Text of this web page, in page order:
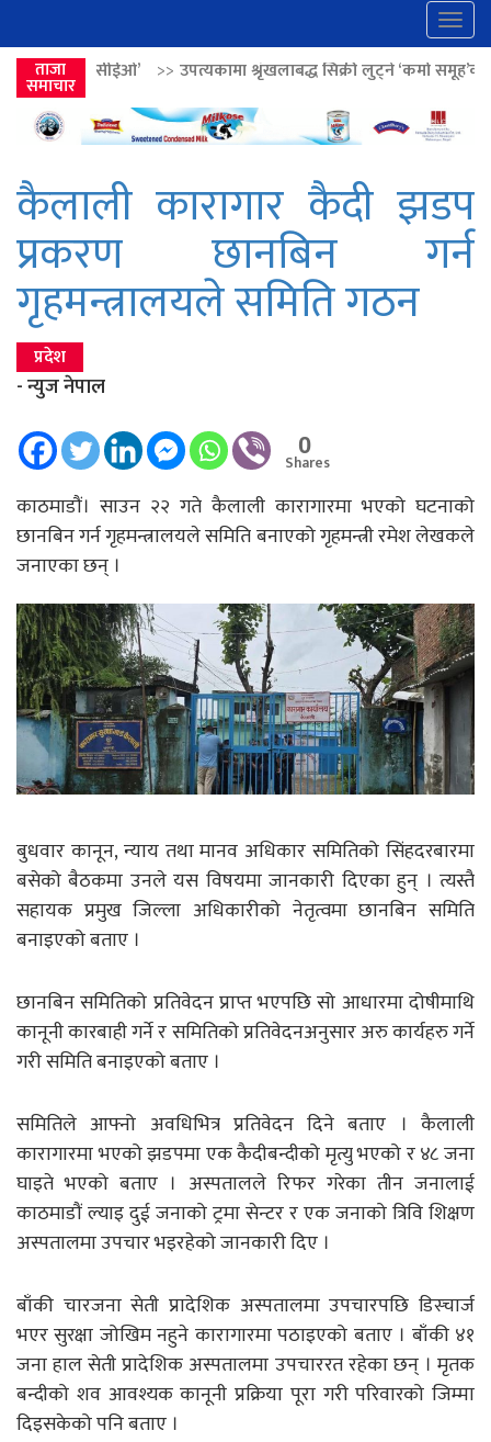
ताजा
समाचार
उपत्यकामा श्रृंखलाबद्ध सिक्री लुट्ने ‘कर्मा समूह’का नाइकेसहित पाँच पक्राउ
कैलाली कारागार कैदी झडप
प्रकरण छानबिन गर्न
गृहमन्त्रालयले समिति गठन
प्रदेश
- न्युज नेपाल
0
Shares
काठमाडौं। साउन २२ गते कैलाली कारागारमा भएको घटनाको
छानबिन गर्न गृहमन्त्रालयले समिति बनाएको गृहमन्त्री रमेश लेखकले
जनाएका छन् ।
बुधवार कानून, न्याय तथा मानव अधिकार समितिको सिंहदरबारमा
बसेको बैठकमा उनले यस विषयमा जानकारी दिएका हुन् । त्यस्तै
सहायक प्रमुख जिल्ला अधिकारीको नेतृत्वमा छानबिन समिति
बनाइएको बताए ।
छानबिन समितिको प्रतिवेदन प्राप्त भएपछि सो आधारमा दोषीमाथि
कानूनी कारबाही गर्ने र समितिको प्रतिवेदनअनुसार अरु कार्यहरु गर्ने
गरी समिति बनाइएको बताए ।
समितिले आफ्नो अवधिभित्र प्रतिवेदन दिने बताए । कैलाली
कारागारमा भएको झडपमा एक कैदीबन्दीको मृत्यु भएको र ४८ जना
घाइते भएको बताए । अस्पतालले रिफर गरेका तीन जनालाई
काठमाडौं ल्याइ दुई जनाको ट्रमा सेन्टर र एक जनाको त्रिवि शिक्षण
अस्पतालमा उपचार भइरहेको जानकारी दिए ।
बाँकी चारजना सेती प्रादेशिक अस्पतालमा उपचारपछि डिस्चार्ज
भएर सुरक्षा जोखिम नहुने कारागारमा पठाइएको बताए । बाँकी ४१
जना हाल सेती प्रादेशिक अस्पतालमा उपचाररत रहेका छन् । मृतक
बन्दीको शव आवश्यक कानूनी प्रक्रिया पूरा गरी परिवारको जिम्मा
दिइसकेको पनि बताए ।